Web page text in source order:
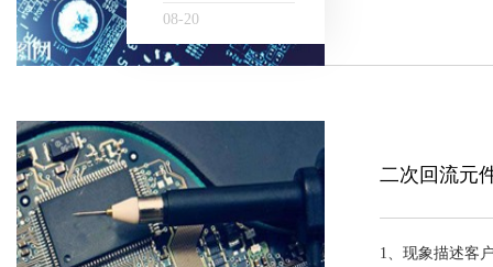
08-20
二次回流元
1、现象描述客